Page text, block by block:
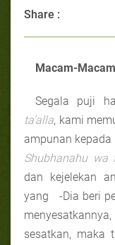
Share :
Macam-
Segala puji
ta’alla, kami
ampunan kepada
Shubhanahu wa
dan kejelekan
yang -Dia beri
sesatkan, maka